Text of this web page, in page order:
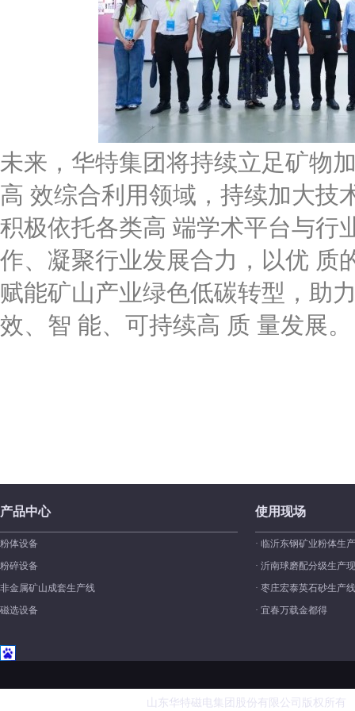
未来，华特集团将持续立足矿物
高 效综合利用领域，持续加大技
积极依托各类高 端学术平台与行
作、凝聚行业发展合力，以优 质
赋能矿山产业绿色低碳转型，助
效、智 能、可持续高 质 量发展。
产品中心
粉体设备
粉碎设备
非金属矿山成套生产线
磁选设备
使用现场
· 临沂东钢矿业粉体生
· 沂南球磨配分级生产
· 枣庄宏泰英石砂生产
· 宜春万载金都得
山东华特磁电集团股份有限公司版权所